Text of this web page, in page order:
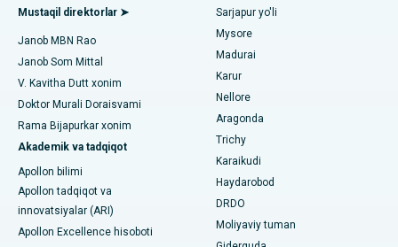
Psixologni toping
Umumiy jarrohni toping
Aragonda, Andhra Pradeshdagi eng yaxshi shifoxona
Bannerghatta yo'lidagi eng yaxshi kasalxona, Bangalor
Bhubaneswardagi 15-bo'limdagi eng yaxshi kasalxona
Bilaspurdagi Seepat yo'lidagi eng yaxshi kasalxona
Ahmedabaddagi Ellisbridge shahridagi eng yaxshi shifoxona
Nyu-Dehlidagi eng yaxshi shifoxona
Endometriya ablasyonu
Bachadon arteriyasi embolizatsiyasi
Tuxumdon sistektomiyasi
Ko'krak bezi saratoni operatsiyasi
Brakiterapiya
kolonoskopiya
Polipektomiya
Mustaqil direktorlar ➤
Janob MBN Rao
Janob Som Mittal
V. Kavitha Dutt xonim
Doktor Murali Doraisvami
Rama Bijapurkar xonim
Akademik va tadqiqot
Apollon bilimi
Apollon tadqiqot va
innovatsiyalar (ARI)
Apollon Excellence hisoboti
Sarjapur yo'li
Mysore
Madurai
Karur
Nellore
Aragonda
Trichy
Karaikudi
Haydarobod
DRDO
Moliyaviy tuman